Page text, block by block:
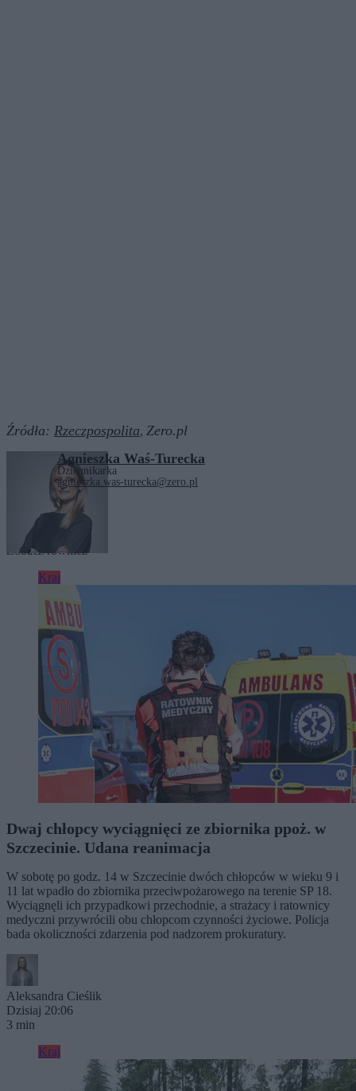
Źródła: Rzeczpospolita, Zero.pl
Agnieszka Waś-Turecka
Dziennikarka
agnieszka.was-turecka@zero.pl
Tagi:
Zobacz również
Kraj
Dwaj chłopcy wyciągnięci ze zbiornika ppoż. w
Szczecinie. Udana reanimacja
W sobotę po godz. 14 w Szczecinie dwóch chłopców w wieku 9 i
11 lat wpadło do zbiornika przeciwpożarowego na terenie SP 18.
Wyciągnęli ich przypadkowi przechodnie, a strażacy i ratownicy
medyczni przywrócili obu chłopcom czynności życiowe. Policja
bada okoliczności zdarzenia pod nadzorem prokuratury.
Aleksandra Cieślik
Dzisiaj 20:06
3 min
Kraj